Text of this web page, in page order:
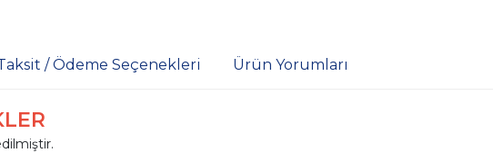
/ Ödeme Seçenekleri Ürün Yorumları